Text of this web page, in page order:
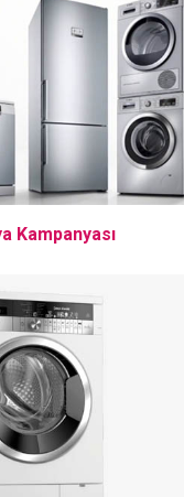
Kampanyası